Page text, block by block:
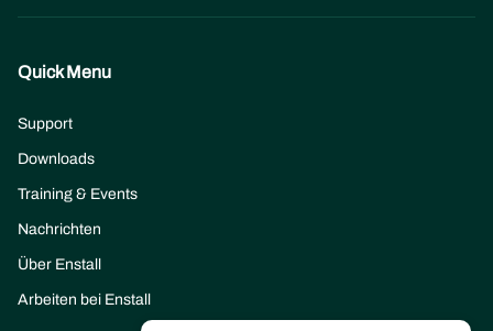
Quick Menu
Support
Downloads
Training & Events
Nachrichten
Über Enstall
Arbeiten bei Enstall